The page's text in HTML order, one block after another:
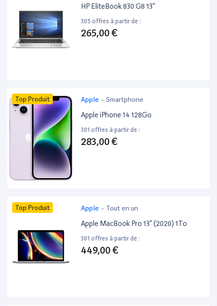
HP EliteBook 830 G8 13”
305 offres à partir de :
265,00 €
Top Produit Apple - Smartphone
Apple iPhone 14 128Go
301 offres à partir de :
283,00 €
Top Produit Apple - Tout en un
Apple MacBook Pro 13” (2020) 1To
301 offres à partir de :
449,00 €